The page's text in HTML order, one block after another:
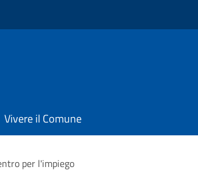
Vivere il Comune
per l'impiego